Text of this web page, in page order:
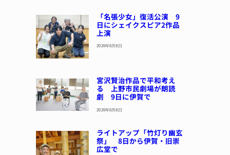
「名張少女」復活公演 9
日にシェイクスピア2作品
上演
2026年8月8日
宮沢賢治作品で平和考え
る 上野市民劇場が朗読
劇 9日に伊賀で
2026年8月8日
ライトアップ「竹灯り幽玄
祭」 8日から伊賀・旧崇
広堂で